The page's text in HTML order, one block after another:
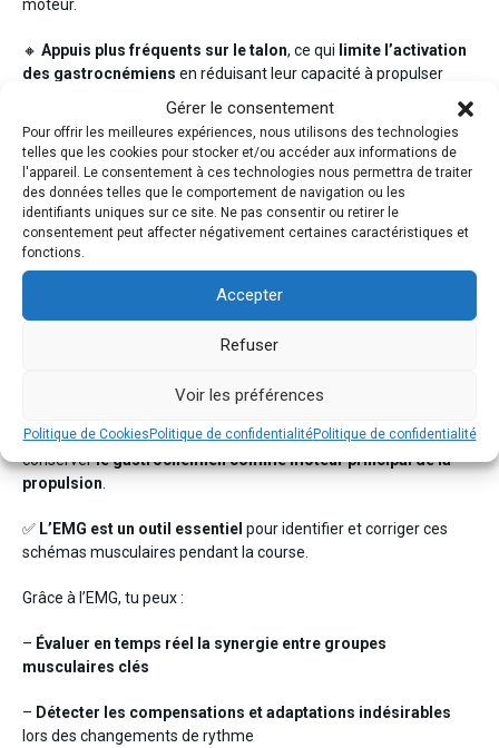
Gérer le consentement
Pour offrir les meilleures expériences, nous utilisons des technologies
telles que les cookies pour stocker et/ou accéder aux informations de
l'appareil. Le consentement à ces technologies nous permettra de traiter
des données telles que le comportement de navigation ou les
identifiants uniques sur ce site. Ne pas consentir ou retirer le
consentement peut affecter négativement certaines caractéristiques et
fonctions.
Accepter
Refuser
Voir les préférences
Politique de CookiesPolitique de confidentialitéPolitique de confidentialité
moteur.
🔸 Appuis plus fréquents sur le talon, ce qui limite l’activation
des gastrocnémiens en réduisant leur capacité à propulser
Ceschéma technique, s’il n’est pas corrigé, peut réduire
l’efficacité de la course et augmenter le risque de blessures
par surcharge au niveau du quadriceps ou de l’articulation du
genou.
Conclusions : comment utiliser ces
informations en pratique clinique ou
Augmenter la vitesse sans contrôle technique
performance ou la santé du coureur.
✅Un tronc vertical et une foulée bien calibréepermettent de
conserverle gastrocnémien comme moteur principal de la
propulsion.
✅ L’EMG est un outil essentiel pour identifier et corriger ces
schémas musculaires pendant la course.
Grâce à l’EMG, tu peux :
– Évaluer en temps réel la synergie entre groupes
musculaires clés
– Détecter les compensations et adaptations indésirables
lors des changements de rythme